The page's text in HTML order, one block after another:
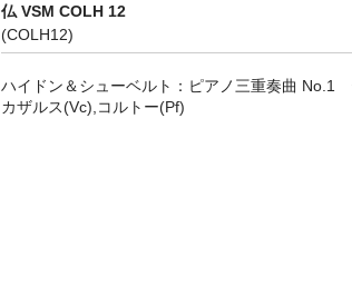
仏 VSM COLH 12
(COLH12)
ハイドン＆シューベルト：ピアノ三重奏曲 No.1
カザルス(Vc),コルトー(Pf)